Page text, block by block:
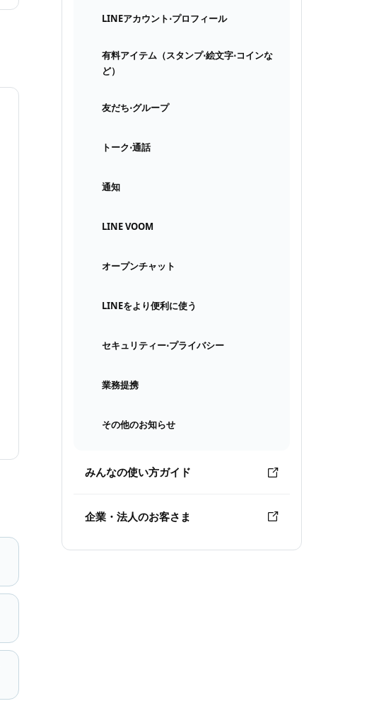
LINEアカウント⋅プロフィール
有料アイテム（スタンプ⋅絵文字⋅コインな
ど）
友だち⋅グループ
トーク⋅通話
通知
LINE VOOM
オープンチャット
LINEをより便利に使う
セキュリティー⋅プライバシー
業務提携
その他のお知らせ
みんなの使い方ガイド
企業・法人のお客さま